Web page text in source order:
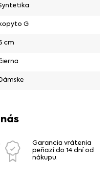
G
cm
Garancia vrátenia
peňazí do 14 dní od
nákupu.